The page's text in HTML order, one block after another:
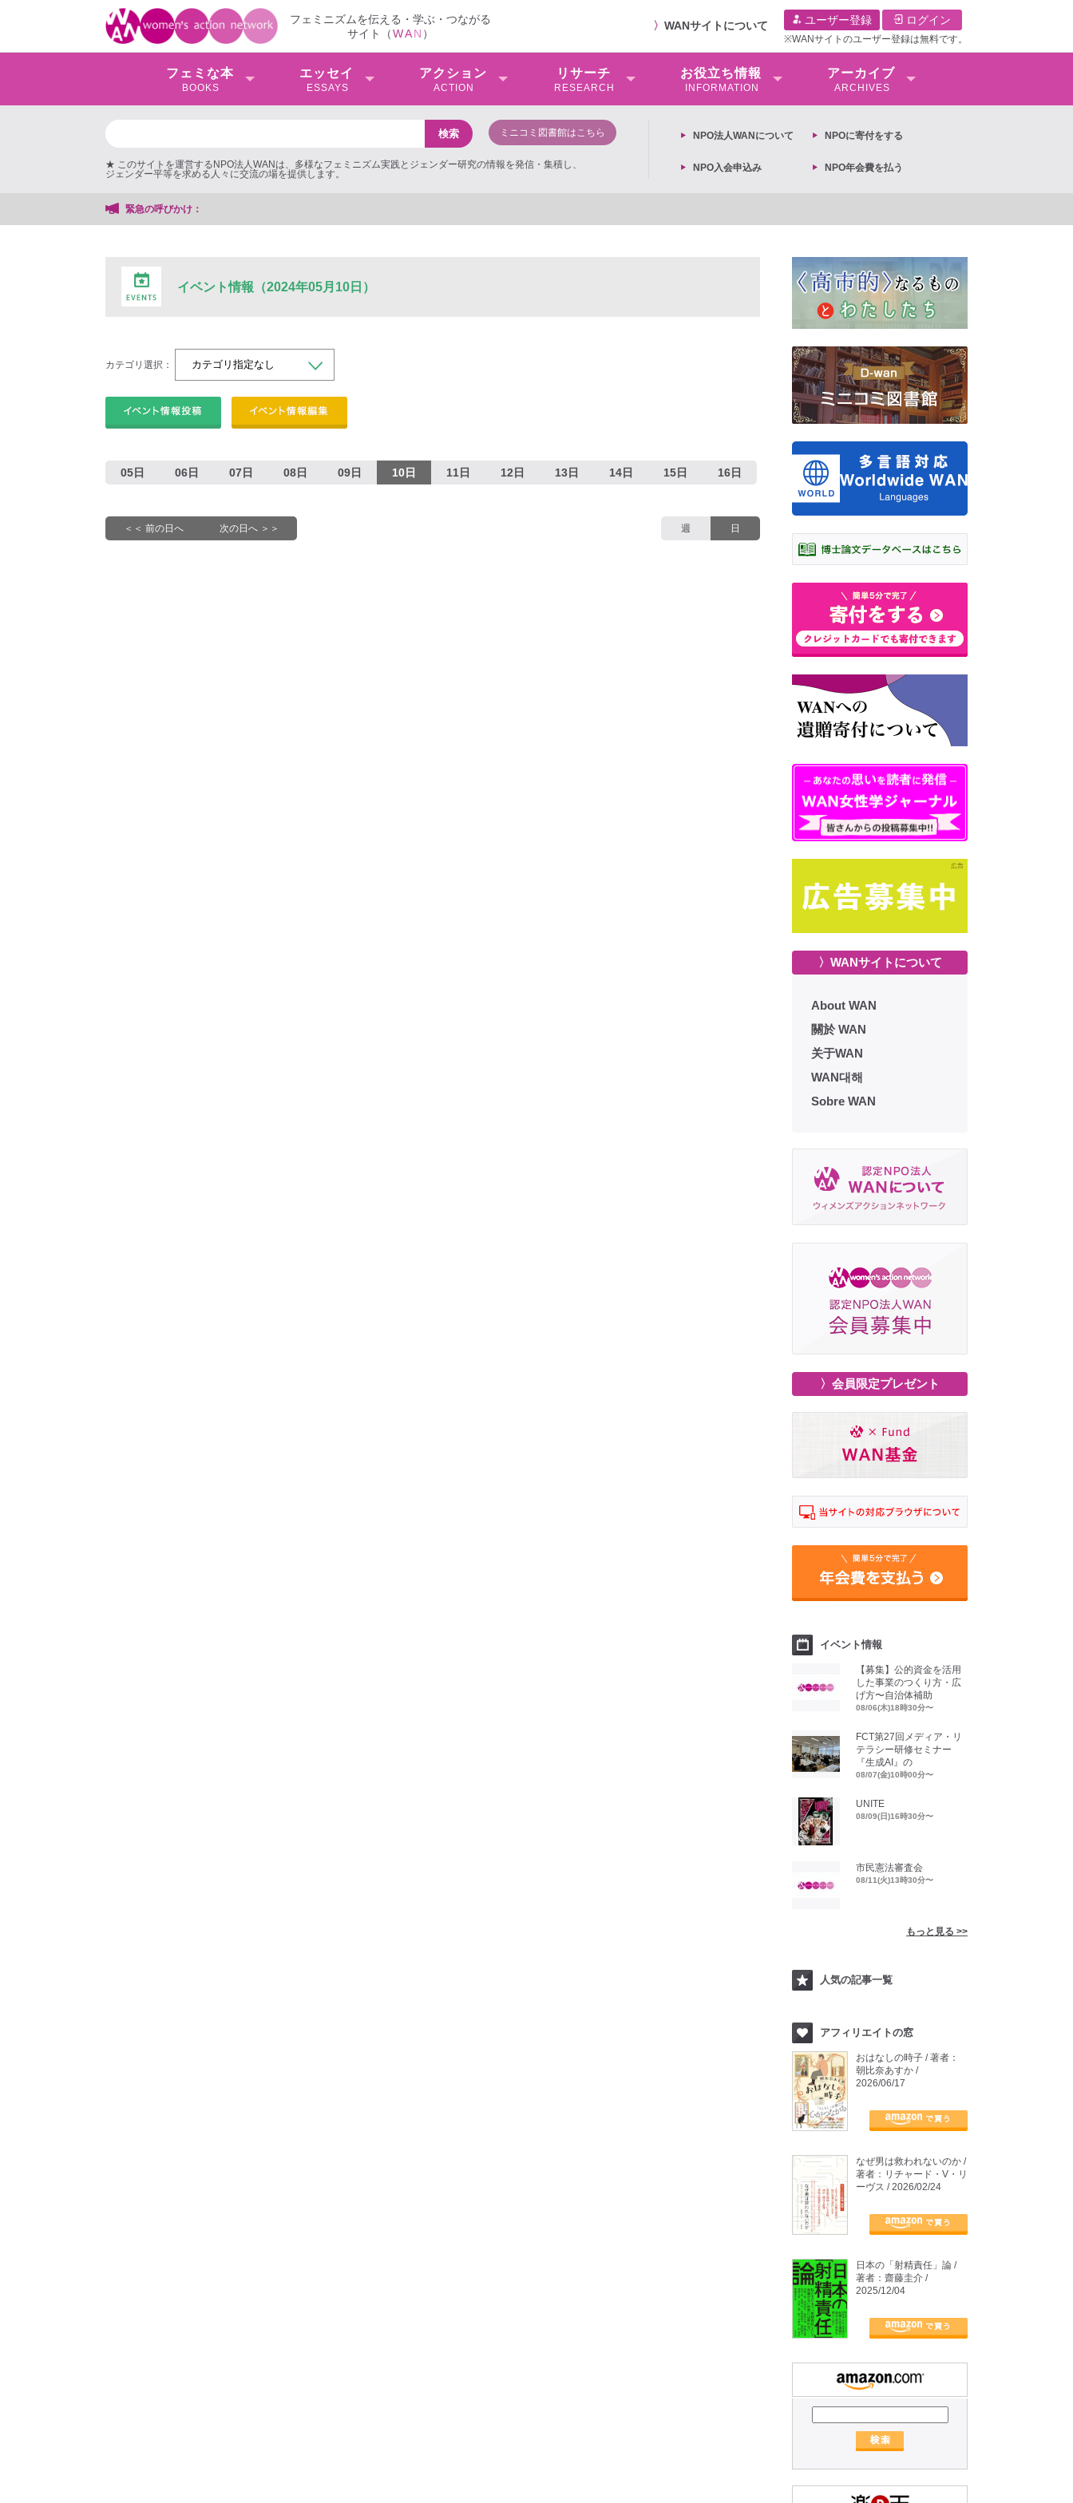
フェミニズムを伝える・学ぶ・つながる
サイト（WAN ）
〉 WANサイトについて ユーザー登録 ログイン
※WANサイトのユーザー登録は無料です。
フェミな本
BOOKS
エッセイ
ESSAYS
アクション
ACTION
リサーチ
RESEARCH
お役⽴ち情報
INFORMATION
アーカイブ
ARCHIVES
ミニコミ図書館はこちら
★ このサイトを運営するNPO法人WANは、多様なフェミニズム実践とジェンダー研究の情報を発信・集積し、
ジェンダー平等を求める人々に交流の場を提供します。
NPO法⼈WANについて NPOに寄付をする
NPO入会申込み NPO年会費を払う
緊急の呼びかけ：
イベント情報（2024年05月10日）
カテゴリ選択：
05日 06日 07日 08日 09日 10日 11日 12日 13日 14日 15日 16日
＜＜ 前の日へ 次の日へ ＞＞ 週 日
〉WANサイトについて
About WAN
關於 WAN
关于WAN
WAN대해
Sobre WAN
〉会員限定プレゼント
イベント情報
【募集】公的資金を活用
した事業のつくり方・広
げ方〜自治体補助
08/06(木)18時30分〜
FCT第27回メディア・リ
テラシー研修セミナー
『生成AI』の
08/07(金)10時00分〜
UNITE
08/09(日)16時30分〜
市民憲法審査会
08/11(火)13時30分〜
もっと見る >>
人気の記事一覧
アフィリエイトの窓
おはなしの時子 / 著者：
朝比奈あすか /
2026/06/17
なぜ男は救われないのか /
著者：リチャード・V・リ
ーヴス / 2026/02/24
日本の「射精責任」論 /
著者：齋藤圭介 /
2025/12/04